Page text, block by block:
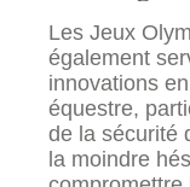
Les Jeux
également
innovations
équestre,
de la sécurité
la moindre